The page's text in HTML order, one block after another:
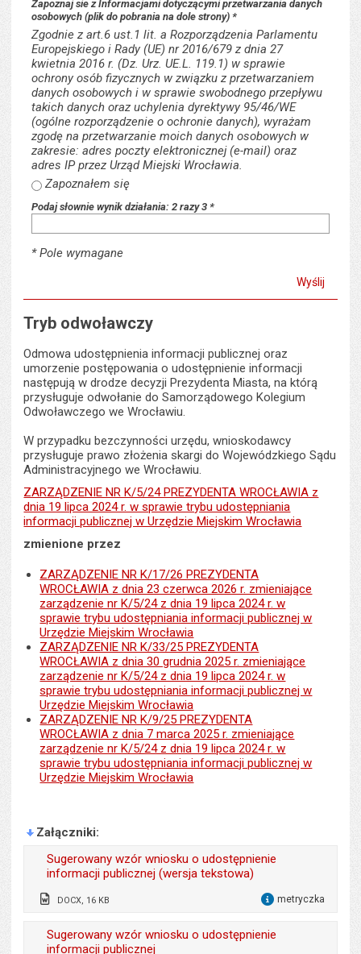
Zapoznaj sie z Informacjami dotyczącymi przetwarzania danych
osobowych (plik do pobrania na dole strony)*. Pole jest wymagane
Zgodnie z art.6 ust.1 lit. a Rozporządzenia Parlamentu
Europejskiego i Rady (UE) nr 2016/679 z dnia 27
kwietnia 2016 r. (Dz. Urz. UE.L. 119.1) w sprawie
ochrony osób fizycznych w związku z przetwarzaniem
danych osobowych i w sprawie swobodnego przepływu
takich danych oraz uchylenia dyrektywy 95/46/WE
(ogólne rozporządzenie o ochronie danych), wyrażam
zgodę na przetwarzanie moich danych osobowych w
zakresie: adres poczty elektronicznej (e-mail) oraz
adres IP przez Urząd Miejski Wrocławia.
Zapoznałem się
Podaj słownie wynik działania: 2 razy 3*
* Pole wymaganePole oznaczone gwiazdką są wymagane
Tryb odwoławczy
Odmowa udostępnienia informacji publicznej oraz
umorzenie postępowania o udostępnienie informacji
następują w drodze decyzji Prezydenta Miasta, na którą
przysługuje odwołanie do Samorządowego Kolegium
Odwoławczego we Wrocławiu.
W przypadku bezczynności urzędu, wnioskodawcy
przysługuje prawo złożenia skargi do Wojewódzkiego Sądu
Administracyjnego we Wrocławiu.
ZARZĄDZENIE NR K/5/24 PREZYDENTA WROCŁAWIA z
dnia 19 lipca 2024 r. w sprawie trybu udostępniania
informacji publicznej w Urzędzie Miejskim Wrocławia
zmienione przez
ZARZĄDZENIE NR K/17/26 PREZYDENTA
WROCŁAWIA z dnia 23 czerwca 2026 r. zmieniające
zarządzenie nr K/5/24 z dnia 19 lipca 2024 r. w
sprawie trybu udostępniania informacji publicznej w
Urzędzie Miejskim Wrocławia
ZARZĄDZENIE NR K/33/25 PREZYDENTA
WROCŁAWIA z dnia 30 grudnia 2025 r. zmieniające
zarządzenie nr K/5/24 z dnia 19 lipca 2024 r. w
sprawie trybu udostępniania informacji publicznej w
Urzędzie Miejskim Wrocławia
ZARZĄDZENIE NR K/9/25 PREZYDENTA
WROCŁAWIA z dnia 7 marca 2025 r. zmieniające
zarządzenie nr K/5/24 z dnia 19 lipca 2024 r. w
sprawie trybu udostępniania informacji publicznej w
Urzędzie Miejskim Wrocławia
Załączniki
Sugerowany wzór wniosku o udostępnienie
informacji publicznej (wersja tekstowa)
DOCX, 16 KB metryczka
Odpowiedzialny za treść:
Agnieszka Koczapska
Sugerowany wzór wniosku o udostępnienie
informacji publicznej